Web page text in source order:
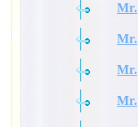
Mr.
Mr.
Mr.
Mr.